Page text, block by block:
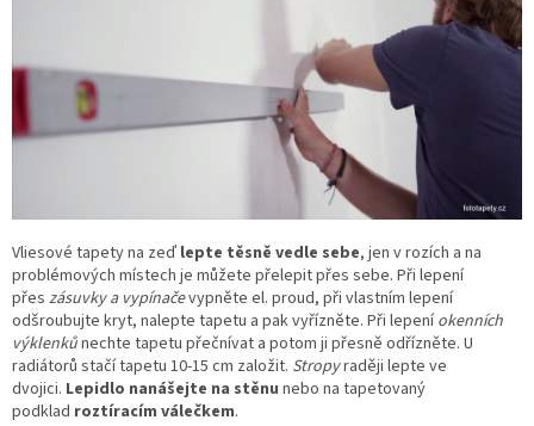
Vliesové tapety na zeď lepte těsně vedle sebe, jen v rozích a na
problémových místech je můžete přelepit přes sebe. Při lepení
přes zásuvky a vypínačevypněte el. proud, při vlastním lepení
odšroubujte kryt, nalepte tapetu a pak vyřízněte. Při lepeníokenních
výklenkůnechte tapetu přečnívat a potom ji přesně odřízněte. U
radiátorů stačí tapetu 10-15 cm založit. Stropyraději lepte ve
dvojici. Lepidlo nanášejte na stěnu nebo na tapetovaný
podklad roztíracím válečkem.